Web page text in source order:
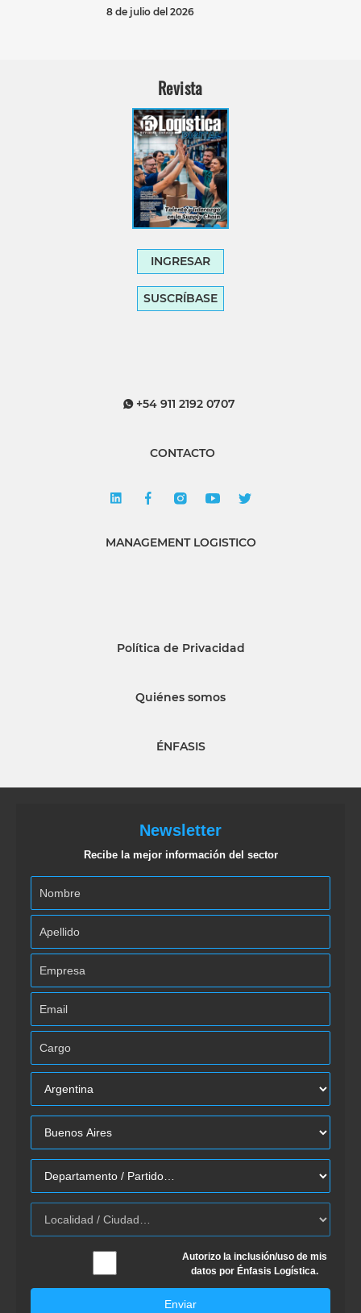
8 de julio del 2026
Revista
INGRESAR
SUSCRÍBASE
+54 911 2192 0707
CONTACTO
MANAGEMENT LOGISTICO
Política de Privacidad
Quiénes somos
ÉNFASIS
Newsletter
Recibe la mejor información del sector
Autorizo la inclusión/uso de mis
datos por Énfasis Logística.
Enviar